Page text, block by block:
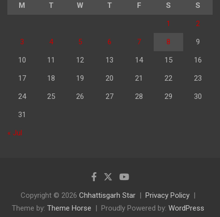
M T W T F S S
1 2
3 4 5 6 7 8 9
10 11 12 13 14 15 16
17 18 19 20 21 22 23
24 25 26 27 28 29 30
31
« Jul
Copyright © 2026 Chhattisgarh Star
Privacy Policy
Theme by: Theme Horse Proudly Powered by: WordPress